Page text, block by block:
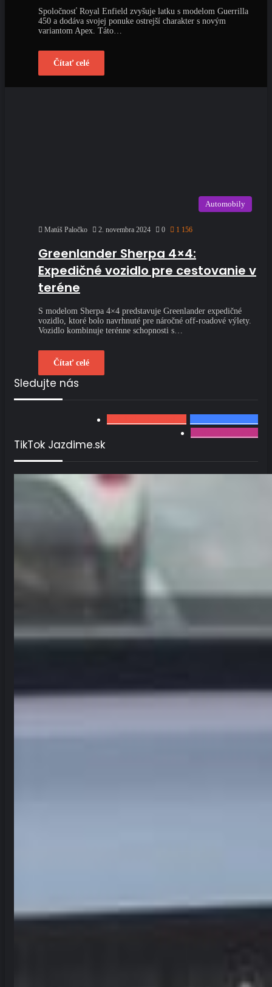
Spoločnosť Royal Enfield zvyšuje latku s modelom Guerrilla
450 a dodáva svojej ponuke ostrejší charakter s novým
variantom Apex. Táto…
Čítať celé
Automobily
Matúš Paločko 2. novembra 2024 0 1 156
Greenlander Sherpa 4×4:
Expedičné vozidlo pre cestovanie v
teréne
S modelom Sherpa 4×4 predstavuje Greenlander expedičné
vozidlo, ktoré bolo navrhnuté pre náročné off-roadové výlety.
Vozidlo kombinuje terénne schopnosti s…
Čítať celé
Sledujte nás
TikTok Jazdime.sk